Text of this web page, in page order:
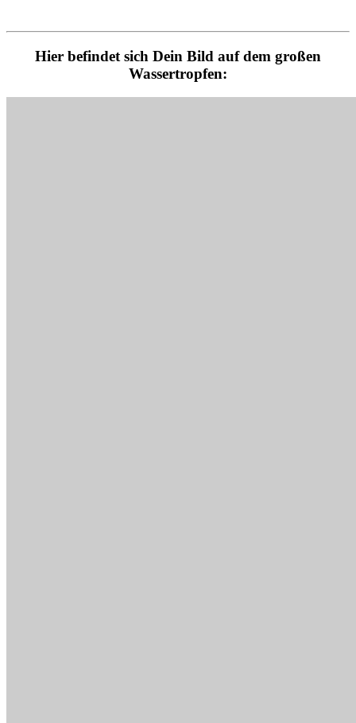
Hier befindet sich Dein Bild auf dem großen
Wassertropfen: